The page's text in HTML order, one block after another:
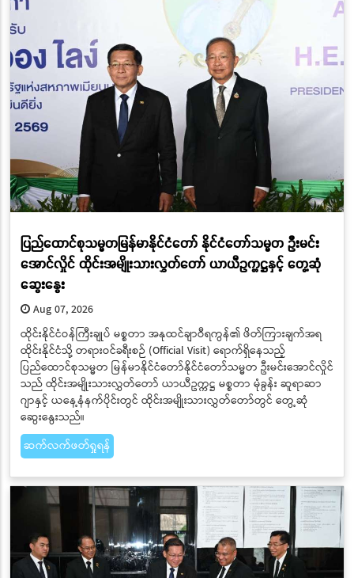
ပြည်ထောင်စုသမ္မတမြန်မာနိုင်ငံတော် နိုင်ငံတော်သမ္မတ ဦးမင်း
အောင်လှိုင် ထိုင်းအမျိုးသားလွှတ်တော် ယာယီဥက္ကဋ္ဌနှင့် တွေ့ဆုံ
ဆွေးနွေး
Aug 07, 2026
ထိုင်းနိုင်ငံဝန်ကြီးချုပ် မစ္စတာ အနုထင်ချာဝီရကွန်၏ ဖိတ်ကြားချက်အရ
ထိုင်းနိုင်ငံသို့ တရားဝင်ခရီးစဉ် (Official Visit) ရောက်ရှိနေသည့်
ပြည်ထောင်စုသမ္မတ မြန်မာနိုင်ငံတော်နိုင်ငံတော်သမ္မတ ဦးမင်းအောင်လှိုင်
သည် ထိုင်းအမျိုးသားလွှတ်တော် ယာယီဥက္ကဋ္ဌ မစ္စတာ မုံခွန်း ဆူရာဆာ
ဂျာနှင့် ယနေ့နံနက်ပိုင်းတွင် ထိုင်းအမျိုးသားလွှတ်တော်တွင် တွေ့ဆုံ
ဆွေးနွေးသည်။
ဆက်လက်ဖတ်ရှုရန်